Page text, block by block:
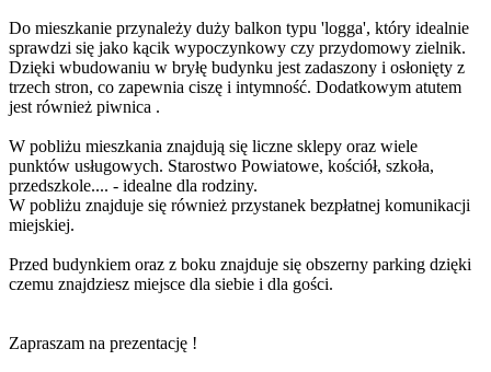
Do mieszkanie przynależy duży balkon typu 'logga', który idealnie
sprawdzi się jako kącik wypoczynkowy czy przydomowy zielnik.
Dzięki wbudowaniu w bryłę budynku jest zadaszony i osłonięty z
trzech stron, co zapewnia ciszę i intymność. Dodatkowym atutem
jest również piwnica .
W pobliżu mieszkania znajdują się liczne sklepy oraz wiele
punktów usługowych. Starostwo Powiatowe, kościół, szkoła,
przedszkole.... - idealne dla rodziny.
W pobliżu znajduje się również przystanek bezpłatnej komunikacji
miejskiej.
Przed budynkiem oraz z boku znajduje się obszerny parking dzięki
czemu znajdziesz miejsce dla siebie i dla gości.
Zapraszam na prezentację !